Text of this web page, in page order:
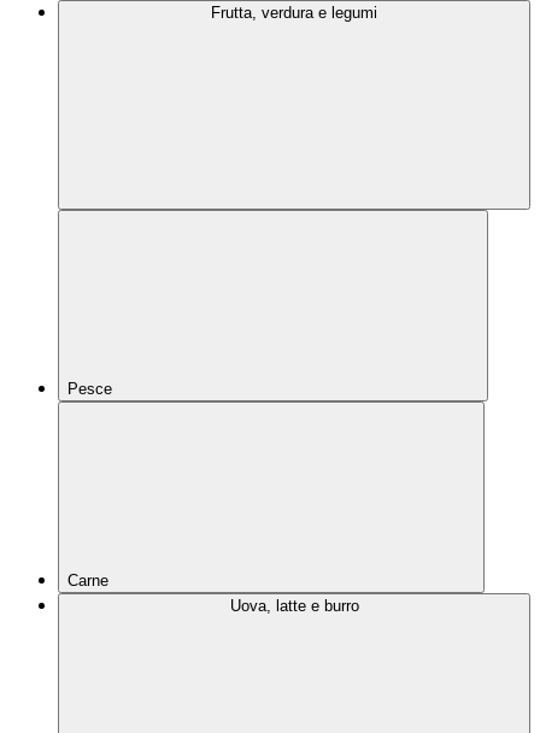
Frutta, verdura e legumi
Pesce
Carne
Uova, latte e burro